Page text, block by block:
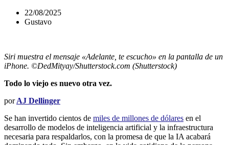
22/08/2025
Gustavo
Siri muestra el mensaje «Adelante, te escucho» en la pantalla de un
iPhone. ©DedMityay/Shutterstock.com (Shutterstock)
Todo lo viejo es nuevo otra vez.
por AJ Dellinger
Se han invertido cientos de miles de millones de dólares en el
desarrollo de modelos de inteligencia artificial y la infraestructura
necesaria para respaldarlos, con la promesa de que la IA acabará